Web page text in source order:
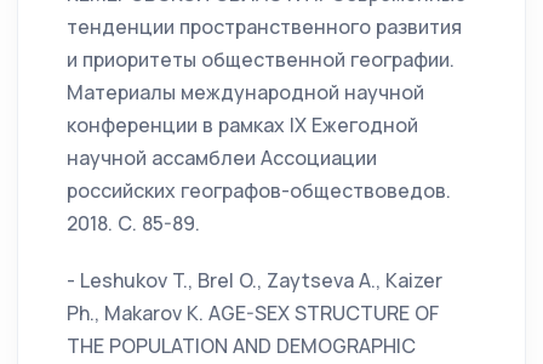
тенденции пространственного развития
и приоритеты общественной географии.
Материалы международной научной
конференции в рамках IX Ежегодной
научной ассамблеи Ассоциации
российских географов-обществоведов.
2018. С. 85-89.
- Leshukov T., Brel O., Zaytseva A., Kaizer
Ph., Makarov K. AGE-SEX STRUCTURE OF
THE POPULATION AND DEMOGRAPHIC